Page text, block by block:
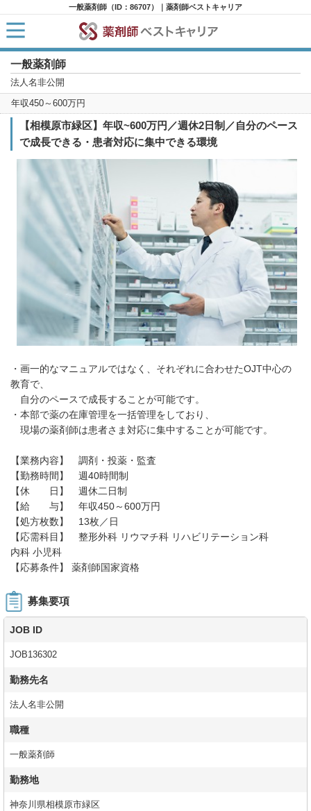
一般薬剤師（ID：86707）｜薬剤師ベストキャリア
一般薬剤師
法人名非公開
年収450～600万円
【相模原市緑区】年収~600万円／週休2日制／自分のペース
で成長できる・患者対応に集中できる環境
・画一的なマニュアルではなく、それぞれに合わせたOJT中心の
教育で、
自分のペースで成長することが可能です。
・本部で薬の在庫管理を一括管理をしており、
現場の薬剤師は患者さま対応に集中することが可能です。
【業務内容】 調剤・投薬・監査
【勤務時間】 週40時間制
【休 日】 週休二日制
【給 与】 年収450～600万円
【処方枚数】 13枚／日
【応需科目】 整形外科 リウマチ科 リハビリテーション科
内科 小児科
【応募条件】 薬剤師国家資格
募集要項
JOB ID
JOB136302
勤務先名
法人名非公開
職種
一般薬剤師
勤務地
神奈川県相模原市緑区
HOME
求人検索
新着求人
求人ランキング
キャリアアドバイザー紹介
コラム
転職支援サービスに申し込む